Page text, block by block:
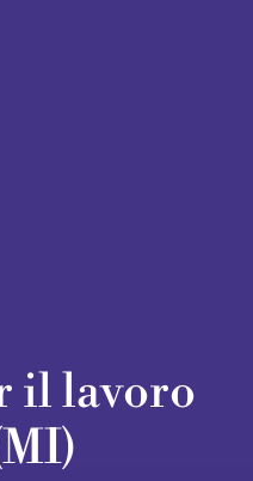
il lavoro